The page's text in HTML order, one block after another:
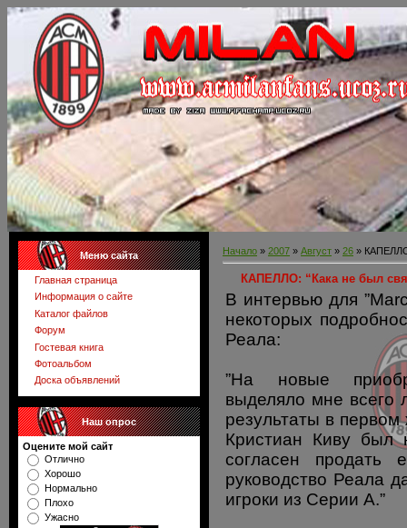
Меню сайта
Главная страница
Информация о сайте
Каталог файлов
Форум
Гостевая книга
Фотоальбом
Доска объявлений
Наш опрос
Оцените мой сайт
Отлично
Хорошо
Нормально
Плохо
Ужасно
Начало » 2007 » Август » 26 »
КАПЕЛЛО: “Кака не был
В интервью для
некоторых
Реала:
”На новые
выделяло мне всего
результаты в
Кристиан Киву
согласен
руководство Реала
игроки из Серии А.”